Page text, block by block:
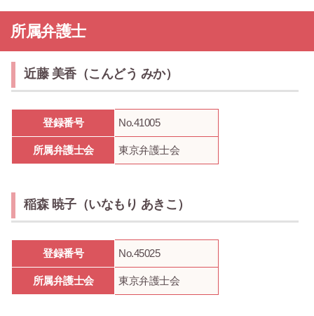
所属弁護士
近藤 美香（こんどう みか）
登録番号 No.41005
所属弁護士会 東京弁護士会
稲森 暁子（いなもり あきこ）
登録番号 No.45025
所属弁護士会 東京弁護士会